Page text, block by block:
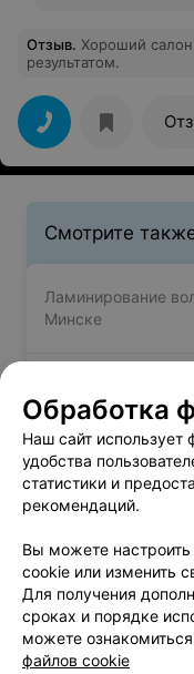
Отзыв. Хороший
результатом.
Смотрите
Ламинирование
Минске
Минске
Окрашивание
Минске
Обработка
Наш сайт использует
удобства
статистики и
рекомендаций.
Вы можете
cookie или изменить
Для получения
сроках и порядке
можете
файлов cookie